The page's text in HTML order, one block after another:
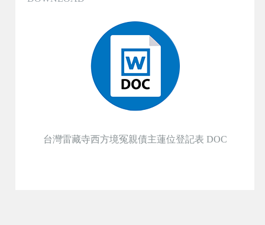
台灣雷藏寺西方境冤親債主蓮位登記表 DOC